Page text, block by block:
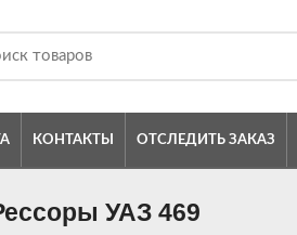
КОНТАКТЫ ОТСЛЕДИТЬ ЗАКАЗ
УАЗ 469